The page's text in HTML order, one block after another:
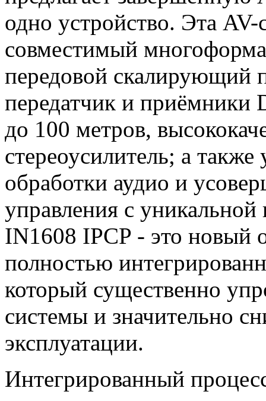
одно устройство. Эта
совместимый
передовой скалирующий
передатчик и приёмники
до 100 метров,
стереоусилитель; а
обработки аудио и
управления с
IN1608 IPCP - это новый
полностью
который существенно
системы и значительно
эксплуатации.
Интегрированный